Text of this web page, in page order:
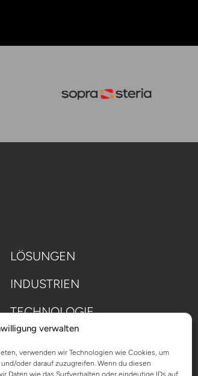
verwalten
verwenden wir Technologien wie Cookies, um
oder darauf zuzugreifen. Wenn du diesen
Daten wie das Surfverhalten oder eindeutige IDs auf
LÖSUNGEN
INDUSTRIEN
TECHNOLOGIE